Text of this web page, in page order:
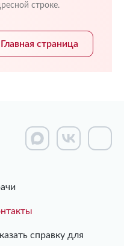
строке.
Главная страница
справку для